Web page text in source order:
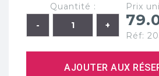
Quantité : Prix
Réf:
AJOUTER AUX